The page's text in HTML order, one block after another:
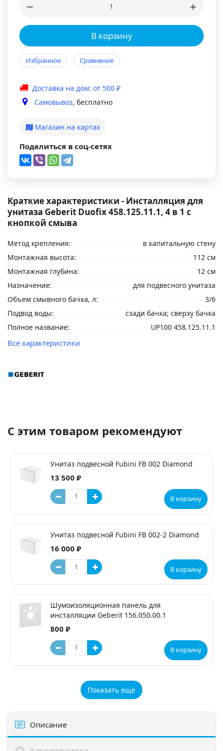
В корзину
Избранное Сравнение
Доставка на дом: от 500 ₽
Самовывоз, бесплатно
Магазин на картах
Поделиться в соц-сетях
Краткие характеристики - Инсталляция для
унитаза Geberit Duofix 458.125.11.1, 4 в 1 с
кнопкой смыва
Метод крепления:
в капитальную стену
Монтажная высота:
112 см
Монтажная глубина:
12 см
Назначение:
для подвесного унитаза
Объем смывного бачка, л:
3/6
Подвод воды:
сзади бачка; сверху бачка
Полное название:
UP100 458.125.11.1
Все характеристики
С этим товаром рекомендуют
Унитаз подвесной Fubini FB 002 Diamond
13 500 ₽
В корзину
Унитаз подвесной Fubini FB 002-2 Diamond
16 000 ₽
В корзину
Шумоизоляционная панель для
инсталляции Geberit 156.050.00.1
800 ₽
В корзину
Показать еще
Описание